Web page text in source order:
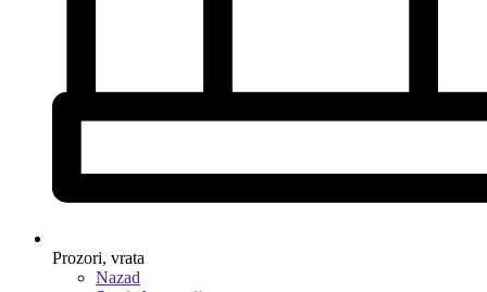
Prozori, vrata
Nazad